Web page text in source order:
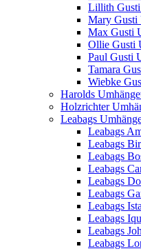
Lillith Gusti
Mary Gusti
Max Gusti
Ollie Gusti
Paul Gusti
Tamara
Wiebke
Harolds
Holzrichter
Leabags
Leabags
Leabags
Leabags
Leabags
Leabags
Leabags
Leabags
Leabags
Leabags
Leabags